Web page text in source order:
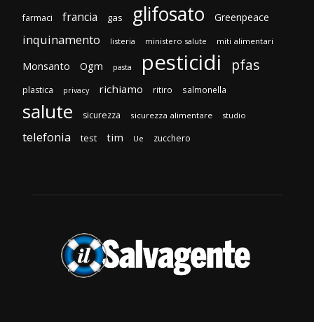
farmaci francia gas glifosato Greenpeace
inquinamento listeria ministero salute miti alimentari
Monsanto Ogm pasta pesticidi pfas
plastica privacy richiamo ritiro salmonella
salute sicurezza sicurezza alimentare studio
telefonia test tim Ue zucchero